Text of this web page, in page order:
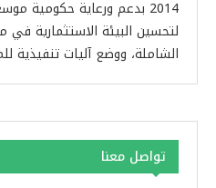
2014 بدعم ورعاية
لتحسين البيئة الاستثمارية في
الشاملة، ووضع آليات تنفيذية
تواصل معنا